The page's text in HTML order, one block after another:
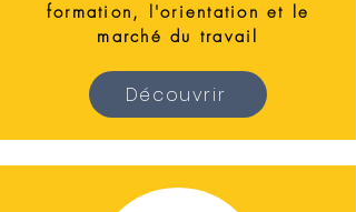
formation, l'orientation et le
marché du travail
Découvrir